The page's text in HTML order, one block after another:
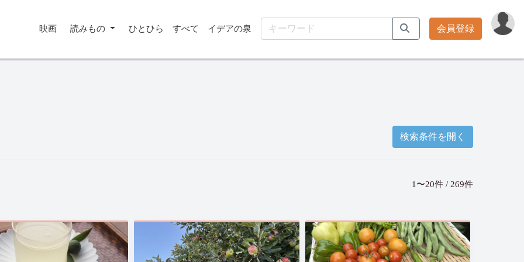
映画 読みもの ひとひら すべて イデアの泉 会員登録
検索条件を開く
1〜20件 / 269件